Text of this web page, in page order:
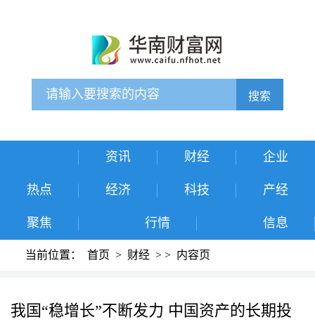
搜索
资讯 财经 企业
热点 经济 科技 产经
聚焦 行情 信息
当前位置： 首页 > 财经 > > 内容页
我国“稳增长”不断发力 中国资产的长期投